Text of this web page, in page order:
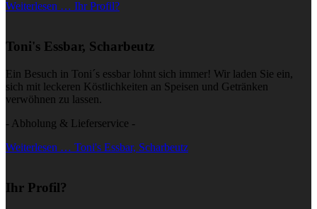
Weiterlesen … Ihr Profil?
Toni's Essbar, Scharbeutz
Ein Besuch in Toni´s essbar lohnt sich immer! Wir laden Sie ein,
sich mit leckeren Köstlichkeiten an Speisen und Getränken
verwöhnen zu lassen.
- Abholung & Lieferservice -
Weiterlesen … Toni's Essbar, Scharbeutz
Ihr Profil?